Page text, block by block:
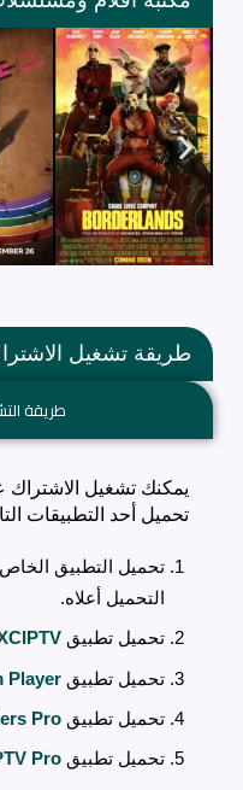
طريقة تشغيل
طريقة
يمكنك تشغيل الاشتراك
تحميل أحد التطبيقات
تحميل التطبيق
التحميل أعلاه.
تحميل تطبيق
تحميل تطبيق Player
تحميل تطبيق Pro
تحميل تطبيق Pro